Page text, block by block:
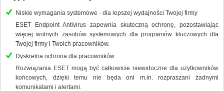
Niskie wymagania systemowe - dla lepszej wydajności Twojej firmy
ESET Endpoint Antivirus zapewnia skuteczną ochronę, pozostawiając
więcej wolnych zasobów systemowych dla programów kluczowych dla
Twojej firmy i Twoich pracowników.
Dyskretna ochrona dla pracowników
Rozwiązania ESET mogą być całkowicie niewidoczne dla użytkowników
końcowych, dzięki temu nie będa oni m.in. rozpraszani żadnymi
komunikatami i alertami.